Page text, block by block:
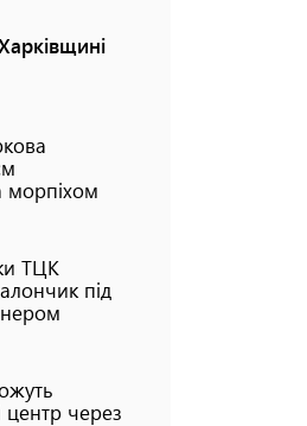
морпіхом
ТЦК
під
через